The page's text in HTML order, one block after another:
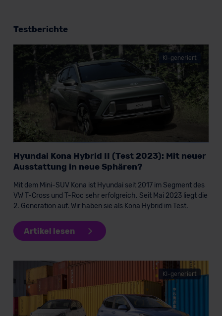
Testberichte
KI-generiert
Hyundai Kona Hybrid II (Test 2023): Mit neuer
Ausstattung in neue Sphären?
Mit dem Mini-SUV Kona ist Hyundai seit 2017 im Segment des
VW T-Cross und T-Roc sehr erfolgreich. Seit Mai 2023 liegt die
2. Generation auf. Wir haben sie als Kona Hybrid im Test.
Artikel lesen
KI-generiert